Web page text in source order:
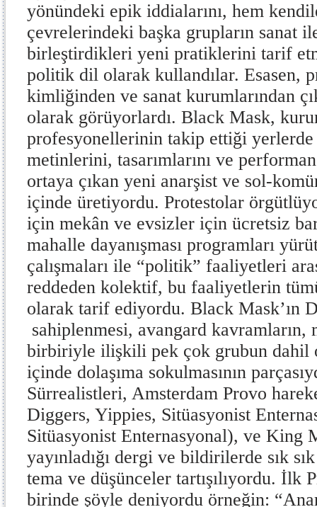
yönündeki epik iddialarını, hem
çevrelerindeki başka grupların sanat
birleştirdikleri yeni pratiklerini tarif
politik dil olarak kullandılar. Esasen,
kimliğinden ve sanat kurumlarından
olarak görüyorlardı. Black Mask,
profesyonellerinin takip ettiği yerlerde
metinlerini, tasarımlarını ve
ortaya çıkan yeni anarşist ve sol-
içinde üretiyordu. Protestolar
için mekân ve evsizler için ücretsiz
mahalle dayanışması programları
çalışmaları ile “politik” faaliyetleri
reddeden kolektif, bu faaliyetlerin
olarak tarif ediyordu. Black Mask’ın
sahiplenmesi, avangard
birbiriyle ilişkili pek çok grubun dahil
içinde dolaşıma sokulmasının
Sürrealistleri, Amsterdam Provo
Diggers, Yippies, Sitüasyonist
Sitüasyonist Enternasyonal), ve King
yayınladığı dergi ve bildirilerde sık
tema ve düşünceler tartışılıyordu. İlk
birinde şöyle deniyordu örneğin: